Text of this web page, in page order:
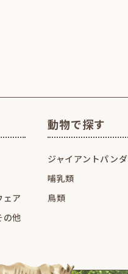
ェア
の他
動物で探す
ジャイアントパンダ
哺乳類
鳥類